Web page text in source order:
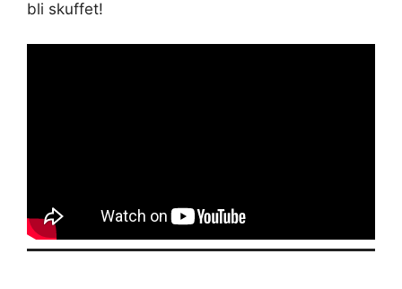
bli skuffet!